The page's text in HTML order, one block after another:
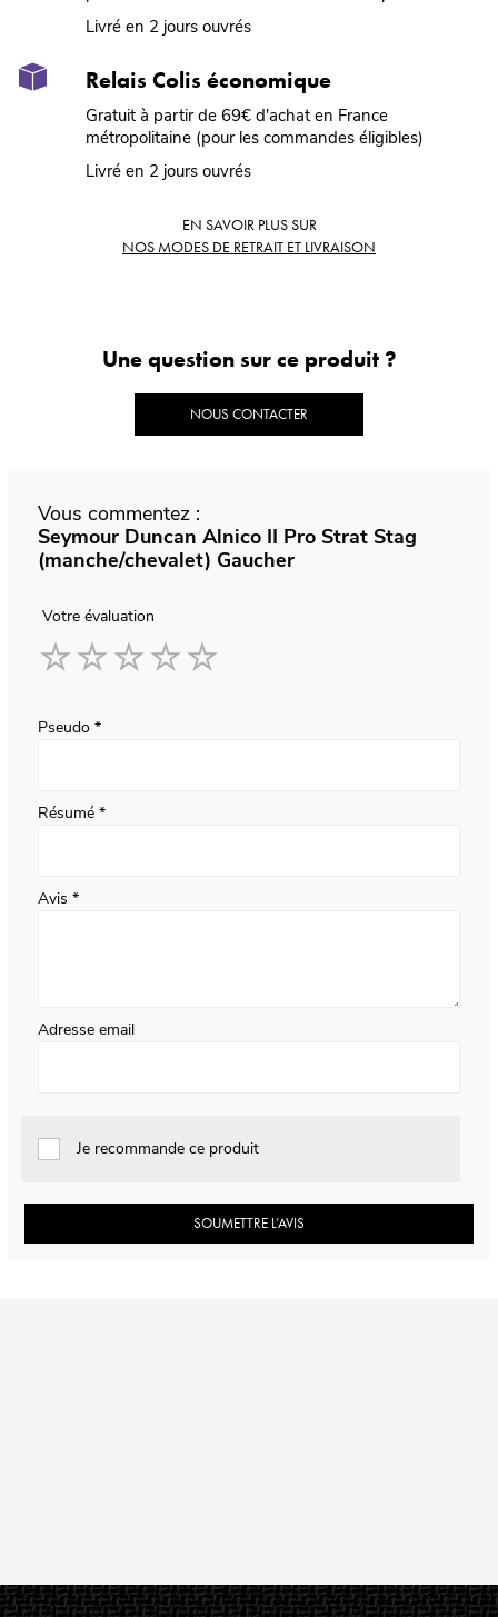
Livré en 2 jours ouvrés
Relais Colis économique
Gratuit à partir de 69€ d'achat en France
métropolitaine (pour les commandes éligibles)
Livré en 2 jours ouvrés
EN SAVOIR PLUS SUR
NOS MODES DE RETRAIT ET LIVRAISON
Une question sur ce produit ?
NOUS CONTACTER
Vous commentez :
Seymour Duncan Alnico II Pro Strat Stag
(manche/chevalet) Gaucher
Votre évaluation
Pseudo
Résumé
Avis
Adresse email
Je recommande ce produit
SOUMETTRE L’AVIS